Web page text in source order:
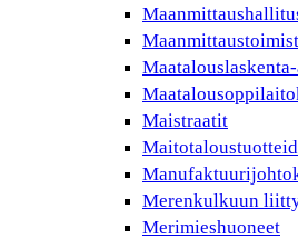
Maistraatit
Merenkulkuun
Merimieshuoneet